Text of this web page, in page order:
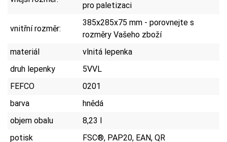
pro paletizaci
vnitřní rozměr:
385x285x75 mm - porovnejte s
rozměry Vašeho zboží
materiál
vlnitá lepenka
druh lepenky
5VVL
FEFCO
0201
barva
hnědá
objem obalu
8,23 l
potisk
FSC®, PAP20, EAN, QR